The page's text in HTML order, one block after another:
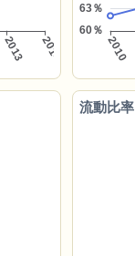
流動比率